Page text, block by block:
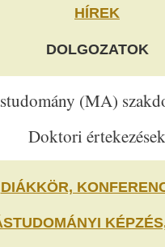
HÍREK
DOLGOZATOK
(MA)
Doktori értekezések
DIÁKKÖR,